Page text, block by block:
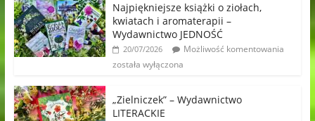
Najpiękniejsze książki o ziołach,
kwiatach i aromaterapii –
Wydawnictwo JEDNOŚĆ
20/07/2026
Możliwość komentowania
została wyłączona
„Zielniczek” – Wydawnictwo
LITERACKIE